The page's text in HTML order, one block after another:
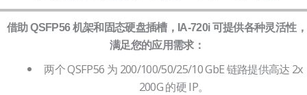
借助 QSFP56 机架和固态硬盘插槽，IA-720i 可提供各种灵活性，
满足您的应用需求：
两个 QSFP56 为 200/100/50/25/10 GbE 链路提供高达 2x
200G 的硬 IP。